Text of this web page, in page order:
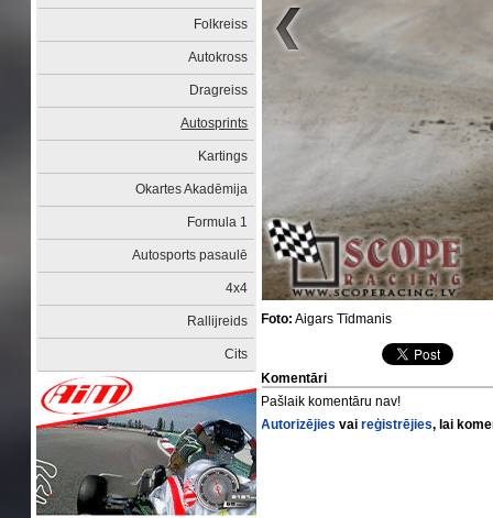
Folkreiss
Autokross
Dragreiss
Autosprints
Kartings
Okartes Akadēmija
Formula 1
Autosports pasaulē
4x4
Rallijreids
Cits
Foto: Aigars Tīdmanis
Komentāri
Pašlaik komentāru nav!
Autorizējies vaireģistrējies, lai